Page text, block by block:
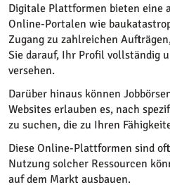
Digitale Plattformen bieten eine
Online-Portalen wie
Zugang zu zahlreichen
Sie darauf, Ihr Profil vollständig
versehen.
Darüber hinaus können
Websites erlauben es, nach
zu suchen, die zu Ihren
Diese Online-Plattformen sind
Nutzung solcher Ressourcen
auf dem Markt ausbauen.